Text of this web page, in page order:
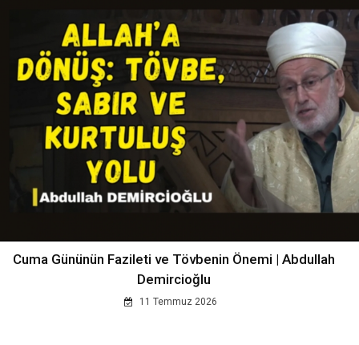
Cuma Gününün Fazileti ve Tövbenin Önemi | Abdullah
Demircioğlu
11 Temmuz 2026